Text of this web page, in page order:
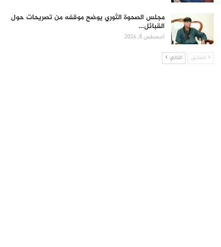
مجلس الصحوة الثوري يوضح موقفه من تصريحات حول
القبائل…
أغسطس 8, 2026
السابق التالي